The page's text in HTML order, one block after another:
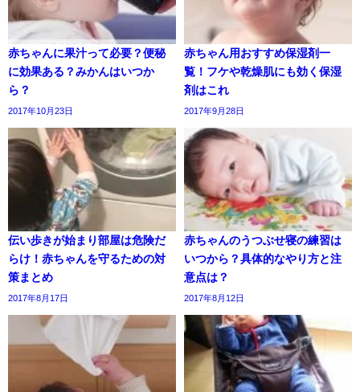
赤ちゃんに果汁って必要？便秘
に効果ある？みかんはいつか
ら？
2017年10月23日
赤ちゃん用おすすめ保湿剤一
覧！フケや乾燥肌にも効く保湿
剤はこれ
2017年9月28日
伝い歩きが始まり部屋は危険だ
らけ！赤ちゃんを守るための対
策まとめ
2017年8月17日
赤ちゃんのうつぶせ寝の練習は
いつから？具体的なやり方と注
意点は？
2017年8月12日